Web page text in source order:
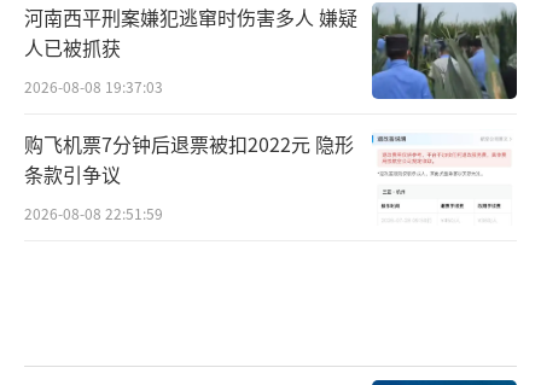
河南西平刑案嫌犯逃窜时伤害多人 嫌疑
人已被抓获
2026-08-08 19:37:03
购飞机票7分钟后退票被扣2022元 隐形
条款引争议
2026-08-08 22:51:59